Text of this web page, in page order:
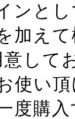
ンと
加え
して
使い
度購